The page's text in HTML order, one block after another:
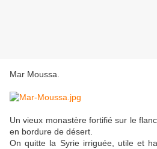
Mar Moussa.
Un vieux monastère fortifié sur le
en bordure de désert.
On quitte la Syrie irriguée, utile et